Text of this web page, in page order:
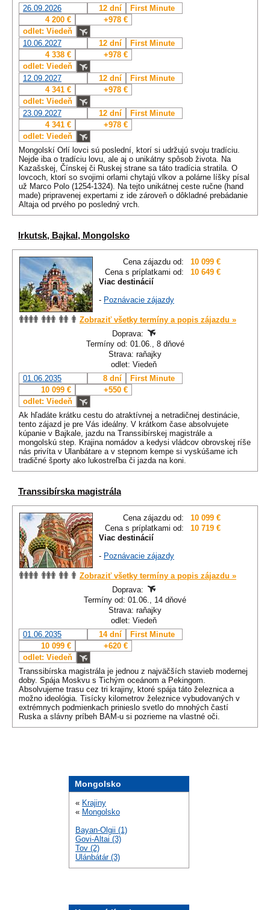
26.09.2026
12 dní
First Minute
4 200 €
+978 €
odlet: Viedeň
10.06.2027
12 dní
First Minute
4 338 €
+978 €
odlet: Viedeň
12.09.2027
12 dní
First Minute
4 341 €
+978 €
odlet: Viedeň
23.09.2027
12 dní
First Minute
4 341 €
+978 €
odlet: Viedeň
Mongolskí Orlí lovci sú poslední, ktorí si udržujú svoju tradíciu.
Nejde iba o tradíciu lovu, ale aj o unikátny spôsob života. Na
Kazašskej, Čínskej či Ruskej strane sa táto tradícia stratila. O
lovcoch, ktorí so svojimi orlami chytajú vlkov a polárne líšky písal
už Marco Polo (1254-1324). Na tejto unikátnej ceste ručne (hand
made) pripravenej expertami z ide zároveň o dôkladné prebádanie
Altaja od prvého po posledný vrch.
Irkutsk, Bajkal, Mongolsko
Cena zájazdu od:
10 099 €
Cena s príplatkami od:
10 649 €
Viac destinácií
- Poznávacie zájazdy
Zobraziť všetky termíny a popis zájazdu »
Doprava:
Termíny od: 01.06., 8 dňové
Strava: raňajky
odlet: Viedeň
01.06.2035
8 dní
First Minute
10 099 €
+550 €
odlet: Viedeň
Ak hľadáte krátku cestu do atraktívnej a netradičnej destinácie,
tento zájazd je pre Vás ideálny. V krátkom čase absolvujete
kúpanie v Bajkale, jazdu na Transsibírskej magistrále a
mongolskú step. Krajina nomádov a kedysi vládcov obrovskej ríše
nás privíta v Ulanbátare a v stepnom kempe si vyskúšame ich
tradičné športy ako lukostreľba či jazda na koni.
Transsibírska magistrála
Cena zájazdu od:
10 099 €
Cena s príplatkami od:
10 719 €
Viac destinácií
- Poznávacie zájazdy
Zobraziť všetky termíny a popis zájazdu »
Doprava:
Termíny od: 01.06., 14 dňové
Strava: raňajky
odlet: Viedeň
01.06.2035
14 dní
First Minute
10 099 €
+620 €
odlet: Viedeň
Transsibírska magistrála je jednou z najväčších stavieb modernej
doby. Spája Moskvu s Tichým oceánom a Pekingom.
Absolvujeme trasu cez tri krajiny, ktoré spája táto železnica a
možno ideológia. Tisícky kilometrov železnice vybudovaných v
extrémnych podmienkach prinieslo svetlo do mnohých častí
Ruska a slávny príbeh BAM-u si pozrieme na vlastné oči.
Mongolsko
« Krajiny
« Mongolsko
Bayan-Olgii (1)
Govi-Altai (3)
Tov (2)
Ulánbátár (3)